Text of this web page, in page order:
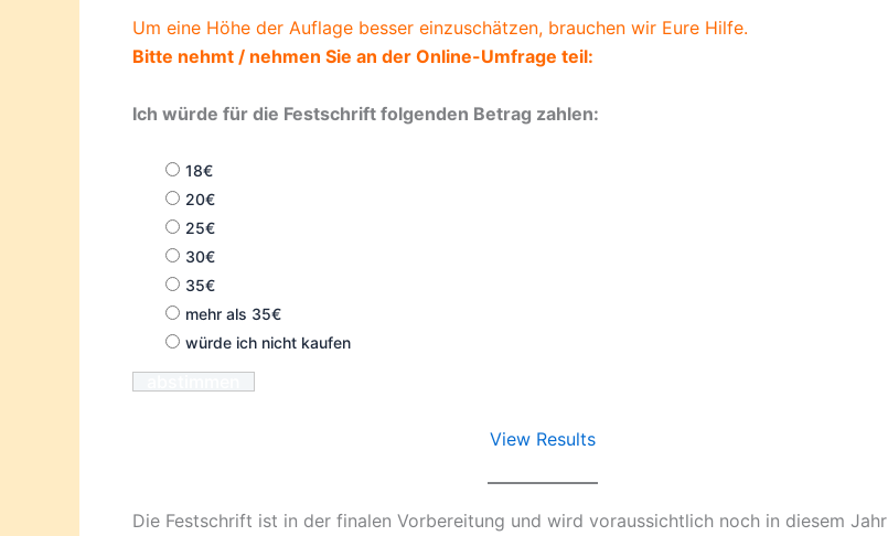
Um eine Höhe der Auflage besser einzuschätzen, brauchen wir Eure Hilfe.
Bitte nehmt / nehmen Sie an der Online-Umfrage teil:
Ich würde für die Festschrift folgenden Betrag zahlen:
18€
20€
25€
30€
35€
mehr als 35€
würde ich nicht kaufen
View Results
Die Festschrift ist in der finalen Vorbereitung und wird voraussichtlich noch in diesem Jahr